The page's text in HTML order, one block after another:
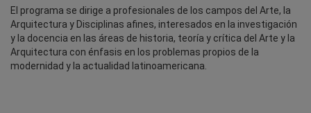
El programa se dirige a profesionales de los campos del Arte, la
Arquitectura y Disciplinas afines, interesados en la investigación
y la docencia en las áreas de historia, teoría y crítica del Arte y la
Arquitectura con énfasis en los problemas propios de la
modernidad y la actualidad latinoamericana.